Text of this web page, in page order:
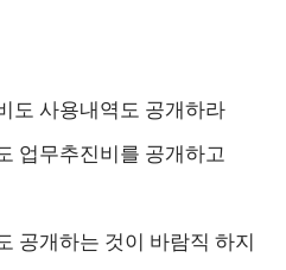
도 사용내역도 공개하라
업무추진비를 공개하고
공개하는 것이 바람직 하지